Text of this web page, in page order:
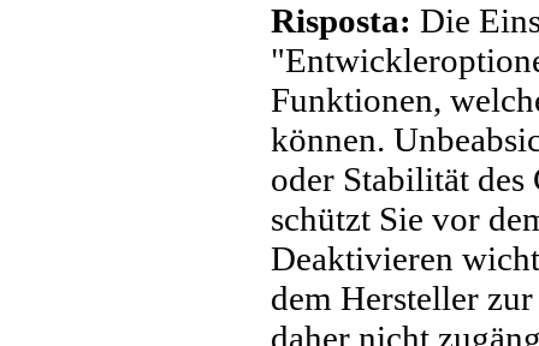
Risposta: Die
Funktionen,
können.
oder Stabilität des
schützt Sie vor
Deaktivieren
dem Hersteller
daher nicht